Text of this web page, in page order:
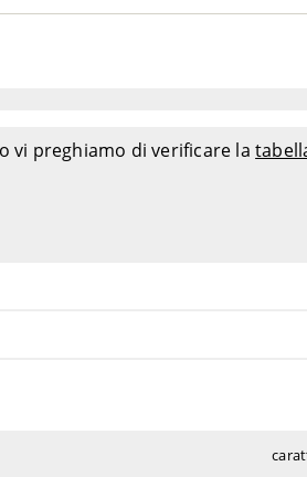
vi preghiamo di verificare la